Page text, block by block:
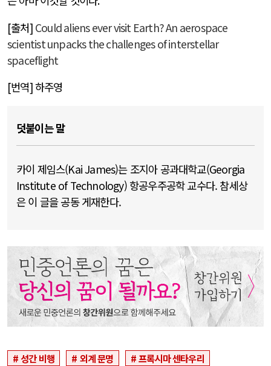
[출처] Could aliens ever visit Earth? An aerospace
scientist unpacks the challenges of interstellar
spaceflight
[번역] 하주영
덧붙이는 말
카이 제임스(Kai James)는 조지아 공과대학교(Georgia
Institute of Technology) 항공우주공학 교수다. 참세상
은 이 글을 공동 게재한다.
성간 비행 외계 문명
프록시마 센타우리